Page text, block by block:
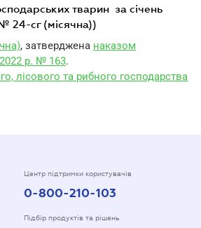
тварин за січень
24-сг (місячна))
, затверджена наказом
р. № 163.
лісового та рибного господарства
Центр підтримки користувачів
0-800-210-103
Підбір продуктів та рішень